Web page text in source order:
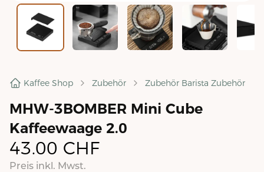
Kaffee Shop Zubehör Zubehör Barista Zubehör
MHW-3BOMBER Mini Cube
Kaffeewaage 2.0
43.00 CHF
Preis inkl. Mwst.